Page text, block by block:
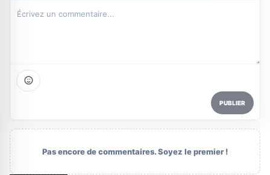
PUBLIER
Pas encore de commentaires. Soyez le premier !